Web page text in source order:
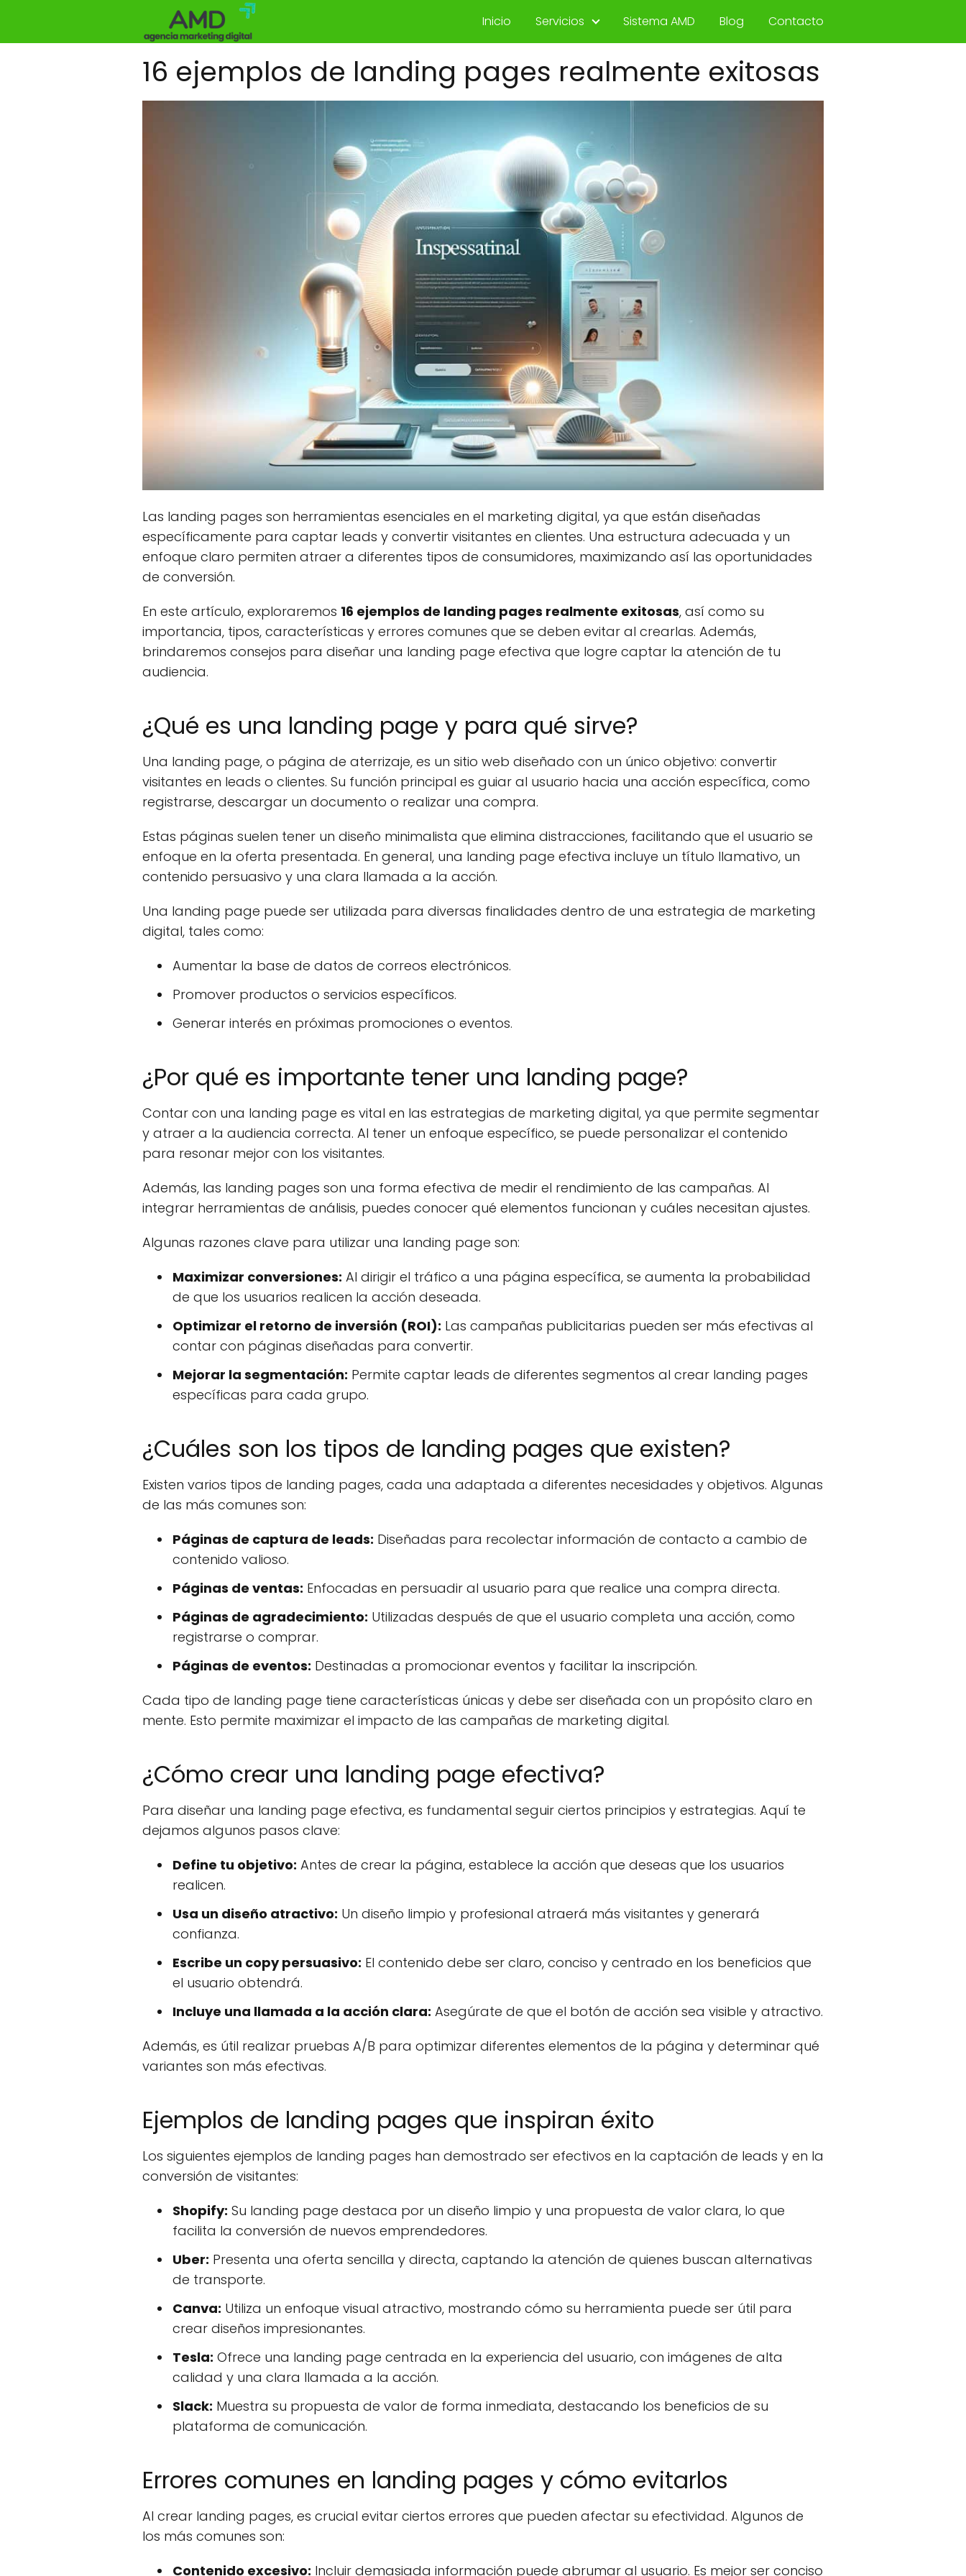
Inicio Servicios Sistema AMD Blog Contacto
16 ejemplos de landing pages realmente exitosas
Las landing pages son herramientas esenciales en el marketing digital, ya que están diseñadas
específicamente para captar leads y convertir visitantes en clientes. Una estructura adecuada y un
enfoque claro permiten atraer a diferentes tipos de consumidores, maximizando así las oportunidades
de conversión.
En este artículo, exploraremos 16 ejemplos de landing pages realmente exitosas, así como su
importancia, tipos, características y errores comunes que se deben evitar al crearlas. Además,
brindaremos consejos para diseñar una landing page efectiva que logre captar la atención de tu
audiencia.
¿Qué es una landing page y para qué sirve?
Una landing page, o página de aterrizaje, es un sitio web diseñado con un único objetivo: convertir
visitantes en leads o clientes. Su función principal es guiar al usuario hacia una acción específica, como
registrarse, descargar un documento o realizar una compra.
Estas páginas suelen tener un diseño minimalista que elimina distracciones, facilitando que el usuario se
enfoque en la oferta presentada. En general, una landing page efectiva incluye un título llamativo, un
contenido persuasivo y una clara llamada a la acción.
Una landing page puede ser utilizada para diversas finalidades dentro de una estrategia de marketing
digital, tales como:
Aumentar la base de datos de correos electrónicos.
Promover productos o servicios específicos.
Generar interés en próximas promociones o eventos.
¿Por qué es importante tener una landing page?
Contar con una landing page es vital en las estrategias de marketing digital, ya que permite segmentar
y atraer a la audiencia correcta. Al tener un enfoque específico, se puede personalizar el contenido
para resonar mejor con los visitantes.
Además, las landing pages son una forma efectiva de medir el rendimiento de las campañas. Al
integrar herramientas de análisis, puedes conocer qué elementos funcionan y cuáles necesitan ajustes.
Algunas razones clave para utilizar una landing page son:
Maximizar conversiones: Al dirigir el tráfico a una página específica, se aumenta la probabilidad
de que los usuarios realicen la acción deseada.
Optimizar el retorno de inversión (ROI): Las campañas publicitarias pueden ser más efectivas al
contar con páginas diseñadas para convertir.
Mejorar la segmentación: Permite captar leads de diferentes segmentos al crear landing pages
específicas para cada grupo.
¿Cuáles son los tipos de landing pages que existen?
Existen varios tipos de landing pages, cada una adaptada a diferentes necesidades y objetivos. Algunas
de las más comunes son:
Páginas de captura de leads: Diseñadas para recolectar información de contacto a cambio de
contenido valioso.
Páginas de ventas: Enfocadas en persuadir al usuario para que realice una compra directa.
Páginas de agradecimiento: Utilizadas después de que el usuario completa una acción, como
registrarse o comprar.
Páginas de eventos: Destinadas a promocionar eventos y facilitar la inscripción.
Cada tipo de landing page tiene características únicas y debe ser diseñada con un propósito claro en
mente. Esto permite maximizar el impacto de las campañas de marketing digital.
¿Cómo crear una landing page efectiva?
Para diseñar una landing page efectiva, es fundamental seguir ciertos principios y estrategias. Aquí te
dejamos algunos pasos clave:
Define tu objetivo: Antes de crear la página, establece la acción que deseas que los usuarios
realicen.
Usa un diseño atractivo: Un diseño limpio y profesional atraerá más visitantes y generará
confianza.
Escribe un copy persuasivo: El contenido debe ser claro, conciso y centrado en los beneficios que
el usuario obtendrá.
Incluye una llamada a la acción clara: Asegúrate de que el botón de acción sea visible y atractivo.
Además, es útil realizar pruebas A/B para optimizar diferentes elementos de la página y determinar qué
variantes son más efectivas.
Ejemplos de landing pages que inspiran éxito
Los siguientes ejemplos de landing pages han demostrado ser efectivos en la captación de leads y en la
conversión de visitantes:
Shopify: Su landing page destaca por un diseño limpio y una propuesta de valor clara, lo que
facilita la conversión de nuevos emprendedores.
Uber: Presenta una oferta sencilla y directa, captando la atención de quienes buscan alternativas
de transporte.
Canva: Utiliza un enfoque visual atractivo, mostrando cómo su herramienta puede ser útil para
crear diseños impresionantes.
Tesla: Ofrece una landing page centrada en la experiencia del usuario, con imágenes de alta
calidad y una clara llamada a la acción.
Slack: Muestra su propuesta de valor de forma inmediata, destacando los beneficios de su
plataforma de comunicación.
Errores comunes en landing pages y cómo evitarlos
Al crear landing pages, es crucial evitar ciertos errores que pueden afectar su efectividad. Algunos de
los más comunes son:
Contenido excesivo: Incluir demasiada información puede abrumar al usuario. Es mejor ser conciso